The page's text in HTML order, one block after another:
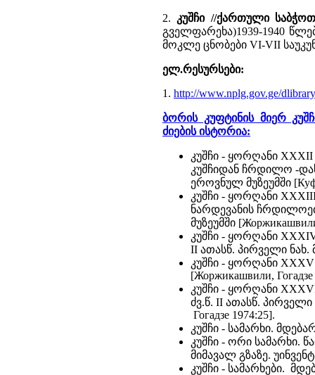
2. კუშჩი //ქართული
გველფარეხა)1939-1940
მოკლე ცნობები VI-VII
ელ.რესურსები:
1. http://www.nplg.gov.ge/
ბორის კუფტინის მიერ
ძიების ისტორია:
კუშჩი - ყორღანი
კუშჩიდან ჩრდილო -
ეროვნულ მუზეუმში
კუშჩი - ყორღანი
ნარდევანის
მუზეუმში
კუშჩი - ყორღანი
II ათასწ. პირველი ნახ.
კუშჩი - ყორღანი
[Жоржикашвили, Гогадзе
კუშჩი - ყორღანი
ძვ.წ. II ათასწ. პირველი
Гогадзе 1974:25].
კუშჩი - სამარხი.
კუშჩი - ორი სამარხი.
მიმავალ გზაზე.
კუშჩი - სამარხები.